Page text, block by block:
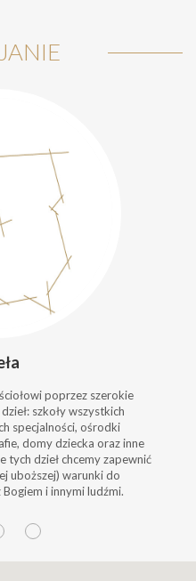
poprzez szerokie
szkoły wszystkich
specjalności, ośrodki
domy dziecka oraz inne
tych dzieł chcemy zapewnić
uboższej) warunki do
i innymi ludźmi.